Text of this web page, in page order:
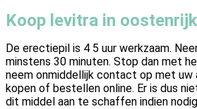
Koop levitra in oostenrijk
De erectiepil is 4 5 uur werkzaam.
minstens 30 minuten. Stop dan met
neem onmiddellijk contact op met
kopen of bestellen online. Er is dus
dit middel aan te schaffen indien